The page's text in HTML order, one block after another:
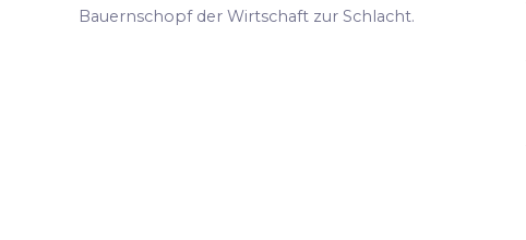
Bauernschopf der Wirtschaft zur Schlacht.